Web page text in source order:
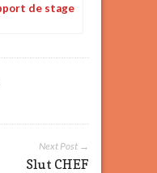
de stage
Next Post →
Slut CHEF